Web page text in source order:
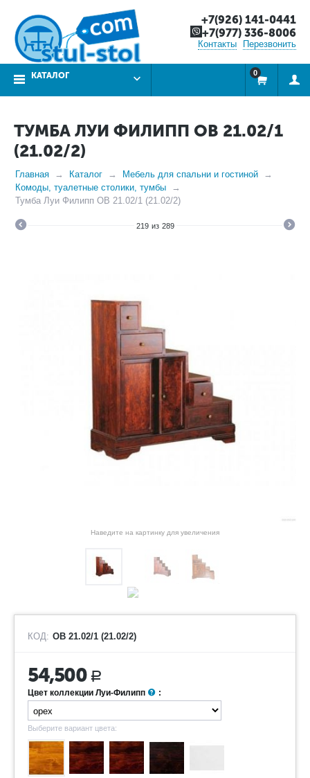
+7(926) 141-0441
+7(977) 336-8006
Контакты Перезвонить
КАТАЛОГ 0
ТУМБА ЛУИ ФИЛИПП ОВ 21.02/1
(21.02/2)
Главная Каталог
Мебель для спальни и гостиной
Комоды, туалетные столики, тумбы
Тумба Луи Филипп ОВ 21.02/1 (21.02/2)
219 из 289
Наведите на картинку для увеличения
КОД: ОВ 21.02/1 (21.02/2)
54,500 Р
Цвет коллекции Луи-Филипп :
Выберите вариант цвета: